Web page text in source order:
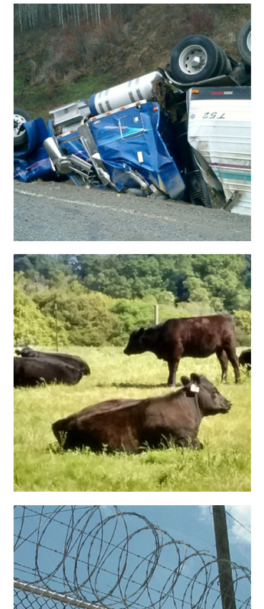
اخبار ساده انگلیسی به همراه صدا و ترجمه فارسی
اخبار ساده انگلیسی به همراه صدا و ترجمه فارسی